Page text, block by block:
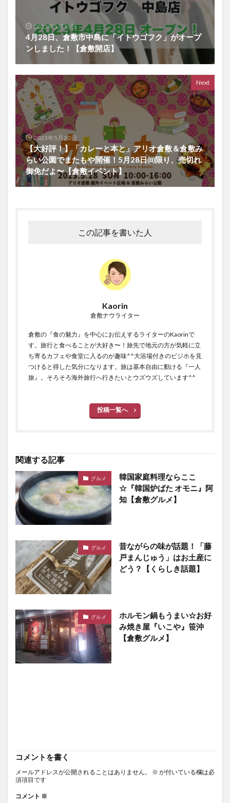
2023年5月19日
4月28日、倉敷市中島に「イトウゴフク」がオープ
ンしました！【倉敷開店】
Next
2023年5月20日
【大好評！】「カレーと本と」アリオ倉敷＆倉敷み
らい公園でまたもや開催！5月28日㈰限り、売切れ
御免だよ〜【倉敷イベント】
この記事を書いた人
Kaorin
倉敷ナウライター
倉敷の『食の魅力』を中心にお伝えするライターのKaorinで
す。旅行と食べることが大好き〜！旅先で地元の方が気軽に立
ち寄るカフェや食堂に入るのが趣味^^大浴場付きのビジホを見
つけると得した気分になります。旅は基本自由に動ける『一人
旅』。そろそろ海外旅行へ行きたいとウズウズしています^^
投稿一覧へ
関連する記事
グルメ
韓国家庭料理ならここ
☆『韓国炉ばた オモニ』阿
知【倉敷グルメ】
グルメ
昔ながらの味が話題！「藤
戸まんじゅう」はお土産に
どう？【くらしき話題】
グルメ
ホルモン鍋もうまい☆お好
み焼き屋『いこや』笹沖
【倉敷グルメ】
コメントを書く
メールアドレスが公開されることはありません。 ※ が付いている欄は必
須項目です
コメント ※